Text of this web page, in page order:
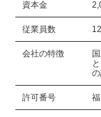
資本金
従業員数
会社の特徴
許可番号